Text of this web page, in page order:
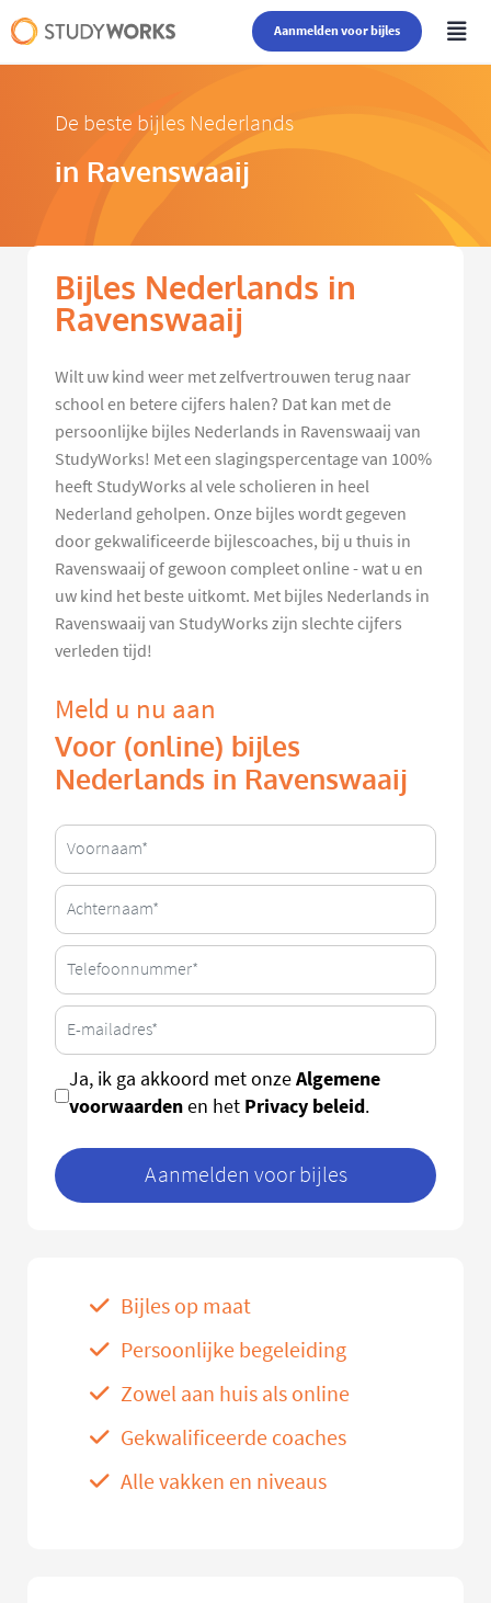
Aanmelden voor bijles
De beste bijles Nederlands
in Ravenswaaij
Bijles Nederlands in
Ravenswaaij
Wilt uw kind weer met zelfvertrouwen terug naar
school en betere cijfers halen? Dat kan met de
persoonlijke bijles Nederlands in Ravenswaaij van
StudyWorks! Met een slagingspercentage van 100%
heeft StudyWorks al vele scholieren in heel
Nederland geholpen. Onze bijles wordt gegeven
door gekwalificeerde bijlescoaches, bij u thuis in
Ravenswaaij of gewoon compleet online - wat u en
uw kind het beste uitkomt. Met bijles Nederlands in
Ravenswaaij van StudyWorks zijn slechte cijfers
verleden tijd!
Meld u nu aan
Voor (online) bijles
Nederlands in Ravenswaaij
Ja, ik ga akkoord met onzeAlgemene
voorwaardenen het Privacy beleid.
Aanmelden voor bijles
Bijles op maat
Persoonlijke begeleiding
Zowel aan huis als online
Gekwalificeerde coaches
Alle vakken en niveaus